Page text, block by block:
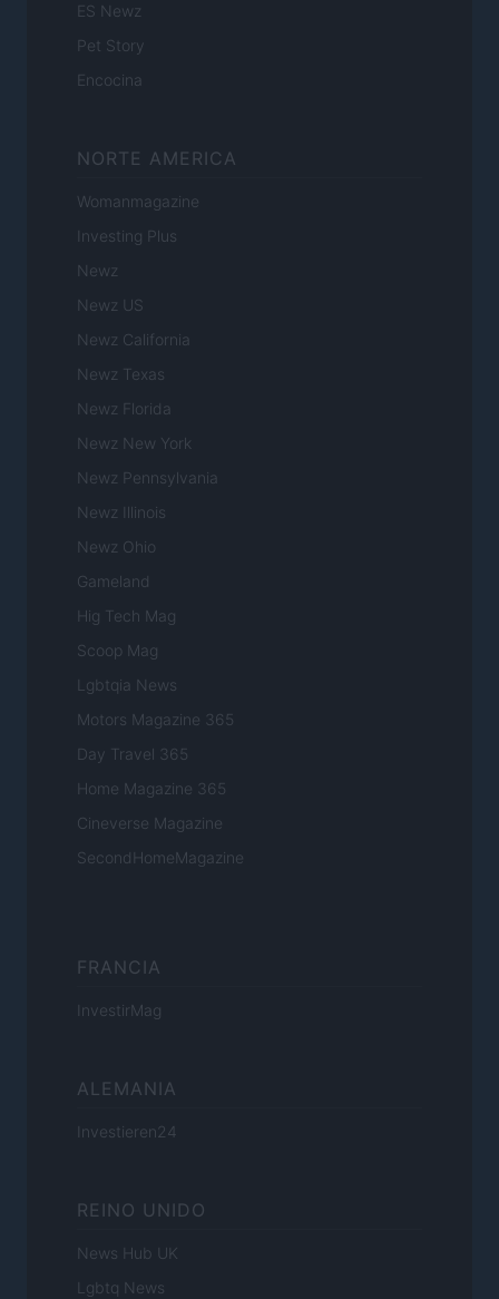
ES Newz
Pet Story
Encocina
NORTE AMERICA
Womanmagazine
Investing Plus
Newz
Newz US
Newz California
Newz Texas
Newz Florida
Newz New York
Newz Pennsylvania
Newz Illinois
Newz Ohio
Gameland
Hig Tech Mag
Scoop Mag
Lgbtqia News
Motors Magazine 365
Day Travel 365
Home Magazine 365
Cineverse Magazine
SecondHomeMagazine
FRANCIA
InvestirMag
ALEMANIA
Investieren24
REINO UNIDO
News Hub UK
Lgbtq News